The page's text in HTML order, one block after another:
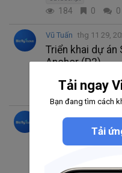
184 0 0
Vũ Tuấn thg 11 29,
Triển khai dự
Anchor (P2)
Solana
196 0 0
Vũ Tuấn thg 11 28,
Thiết lập môi
Tải ngay
Bạn đang tìm cách
Tải